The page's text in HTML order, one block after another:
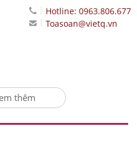
Hotline: 0963.806.677
Toasoan@vietq.vn
thêm